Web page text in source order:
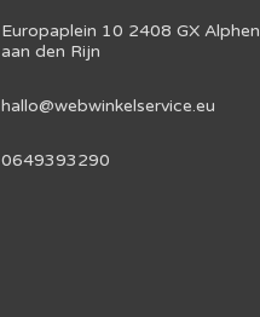
Europaplein 10 2408 GX Alphen
aan den Rijn
hallo@webwinkelservice.eu
0649393290